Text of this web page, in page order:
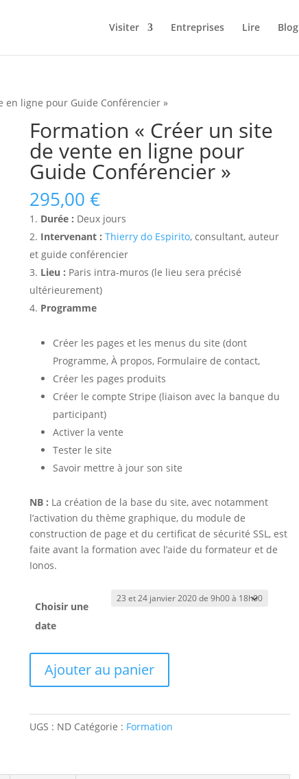
Visiter Entreprises Lire Blog
en ligne pour Guide Conférencier »
Formation « Créer un site
de vente en ligne pour
Guide Conférencier »
295,00€
Durée : Deux jours
Intervenant :Thierry do Espirito, consultant, auteur
et guide conférencier
Lieu : Paris intra-muros (le lieu sera précisé
ultérieurement)
Programme
Créer les pages et les menus du site (dont
Programme, À propos, Formulaire de contact,
Créer les pages produits
Créer le compte Stripe (liaison avec la banque du
participant)
Activer la vente
Tester le site
Savoir mettre à jour son site
NB : La création de la base du site, avec notamment
l’activation du thème graphique, du module de
construction de page et du certificat de sécurité SSL, est
faite avant la formation avec l’aide du formateur et de
Ionos.
Choisir une
date
Formation
un
Ajouter au panier
UGS : ND Catégorie : Formation